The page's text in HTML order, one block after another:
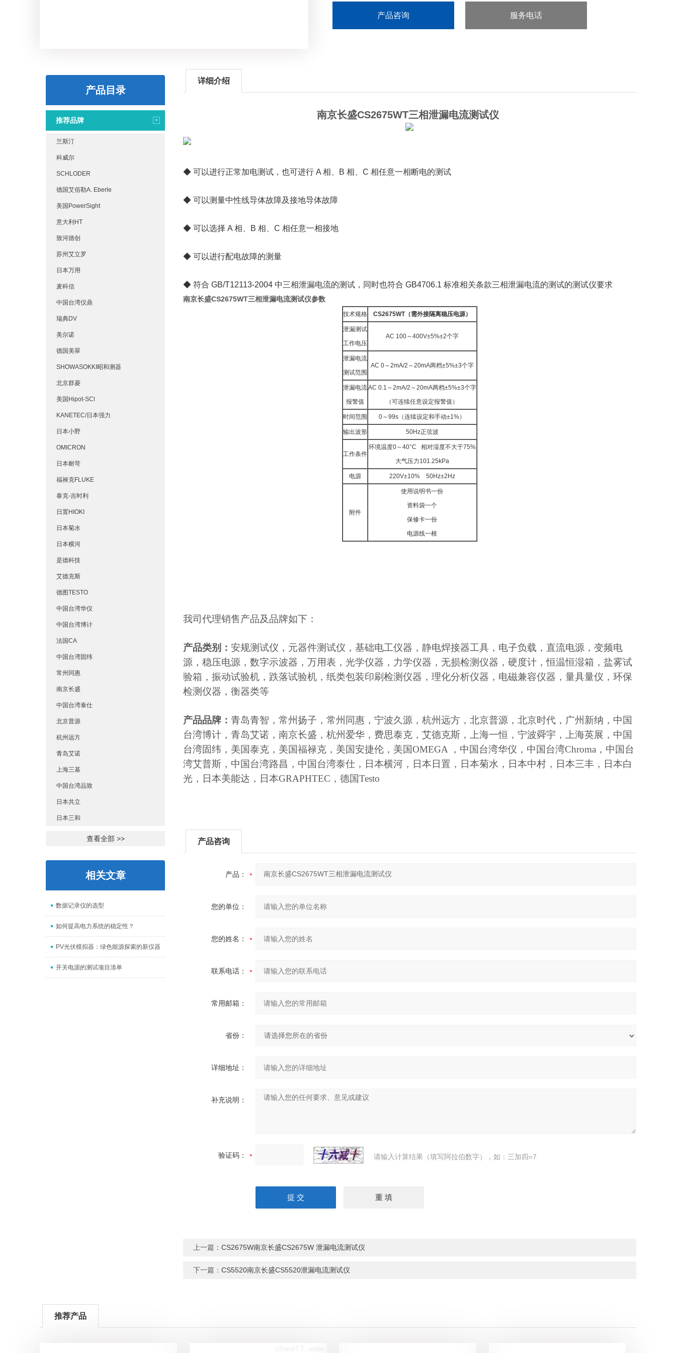
产品咨询 服务电话
产品目录
推荐品牌
兰斯汀
科威尔
SCHLODER
德国艾佰勒A. Eberle
美国PowerSight
意大利HT
致河德创
苏州艾立罗
日本万用
麦科信
中国台湾仪鼎
瑞典DV
美尔诺
德国美翠
SHOWASOKKI昭和测器
北京群菱
美国Hipot-SCl
KANETEC/日本强力
日本小野
OMICRON
日本耐苛
福禄克FLUKE
泰克-吉时利
日置HIOKI
日本菊水
日本横河
是德科技
艾德克斯
德图TESTO
中国台湾华仪
中国台湾博计
法国CA
中国台湾固纬
常州同惠
南京长盛
中国台湾泰仕
北京普源
杭州远方
青岛艾诺
上海三基
中国台湾品致
日本共立
日本三和
查看全部 >>
相关文章
数据记录仪的选型
如何提高电力系统的稳定性？
PV光伏模拟器：绿色能源探索的新仪器
开关电源的测试项目清单
详细介绍
南京长盛CS2675WT三相泄漏电流测试仪
◆ 可以进行正常加电测试，也可进行 A 相、B 相、C 相任意一相断电的测试
◆ 可以测量中性线导体故障及接地导体故障
◆ 可以选择 A 相、B 相、C 相任意一相接地
◆ 可以进行配电故障的测量
◆ 符合 GB/T12113-2004 中三相泄漏电流的测试，同时也符合 GB4706.1 标准相关条款三相泄漏电流的测试的测试仪要求
南京长盛CS2675WT三相泄漏电流测试仪参数
技术规格 CS2675WT（需外接隔离稳压电源）
泄漏测试
工作电压
AC 100～400V±5%±2个字
泄漏电流
测试范围
AC 0～2mA/2～20mA两档±5%±3个字
泄漏电流
报警值
AC 0.1～2mA/2～20mA两档±5%±3个字
（可连续任意设定报警值）
时间范围 0～99s（连续设定和手动±1%）
输出波形 50Hz正弦波
工作条件
环境温度0～40°C 相对湿度不大于75%
大气压力101.25kPa
电源 220V±10% 50Hz±2Hz
附件
使用说明书一份
资料袋一个
保修卡一份
电源线一根
我司代理销售产品及品牌如下：
产品类别： 安规测试仪，元器件测试仪，基础电工仪器，静电焊接器工具，电子负载，直流电源，变频电
源，稳压电源，数字示波器，万用表，光学仪器，力学仪器，无损检测仪器，硬度计，恒温恒湿箱，盐雾试
验箱，振动试验机，跌落试验机，纸类包装印刷检测仪器，理化分析仪器，电磁兼容仪器，量具量仪，环保
检测仪器，衡器类等
产品品牌： 青岛青智，常州扬子，常州同惠，宁波久源，杭州远方，北京普源，北京时代，广州新纳，中国
台湾博计，青岛艾诺，南京长盛，杭州爱华，费思泰克，艾德克斯，上海一恒，宁波舜宇，上海英展，中国
台湾固纬，美国泰克，美国福禄克，美国安捷伦，美国OMEGA ，中国台湾华仪，中国台湾Chroma，中国台
湾艾普斯，中国台湾路昌，中国台湾泰仕，日本横河，日本日置，日本菊水，日本中村，日本三丰，日本白
光，日本美能达，日本GRAPHTEC，德国Testo
产品咨询
产品：
您的单位：
您的姓名：
联系电话：
常用邮箱：
省份：
详细地址：
补充说明：
验证码： 请输入计算结果（填写阿拉伯数字），如：三加四=7
上一篇： CS2675W南京长盛CS2675W 泄漏电流测试仪
下一篇： CS5520南京长盛CS5520泄漏电流测试仪
推荐产品